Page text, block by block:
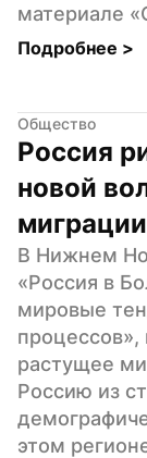
материале
Подробнее >
Общество
Россия
новой
миграции
В Нижнем
«Россия в
мировые
растущее
Россию из
этом